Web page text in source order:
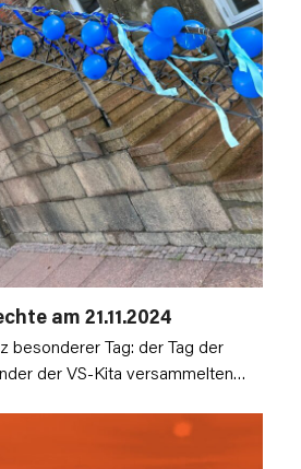
am 21.11.2024
besonderer Tag: der Tag der
der VS-Kita versammelten…